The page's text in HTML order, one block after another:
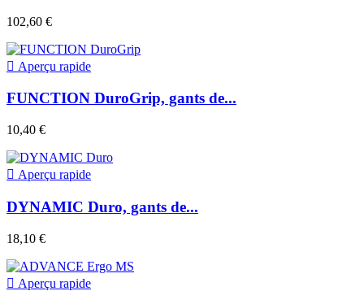
102,60 €
 Aperçu rapide
FUNCTION DuroGrip, gants de...
10,40 €
 Aperçu rapide
DYNAMIC Duro, gants de...
18,10 €
 Aperçu rapide